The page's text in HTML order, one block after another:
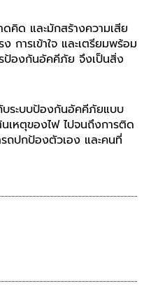
ดคิด และมักสร้างความเสีย
การเข้าใจ และเตรียมพร้อม
ป้องกันอัคคีภัย จึงเป็นสิ่ง
บระบบป้องกันอัคคีภัยแบบ
เหตุของไฟ ไปจนถึงการติด
ถปกป้องตัวเอง และคนที่